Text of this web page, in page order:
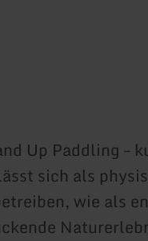
Up Paddling –
sich als
wie als